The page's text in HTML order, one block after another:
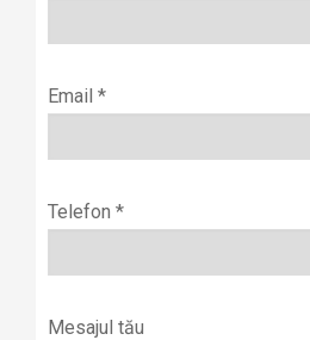
Email *
Telefon *
Mesajul tău